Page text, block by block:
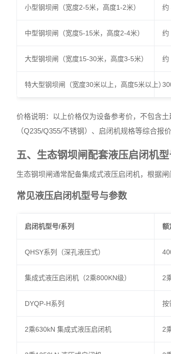
小型钢坝闸（宽度2-5米，高度1-2米） 约
中型钢坝闸（宽度5-15米，高度2-4米） 约
大型钢坝闸（宽度15-30米，高度3-5米） 约
特大型钢坝闸（宽度30米以上，高度5米以上）
价格说明：以上价格仅为设备参考价，不包含
（Q235/Q355/不锈钢）、启闭机规格等综合报价
五、生态钢坝闸配套液压启闭机型
生态钢坝闸通常配备集成式液压启闭机，根据
常见液压启闭机型号与参数
启闭机型号/系列 额
QHSY系列（深孔液压式）
集成式液压启闭机（2乘800KN级） 2
DYQP-H系列 按
2乘630kN 集成式液压启闭机 2